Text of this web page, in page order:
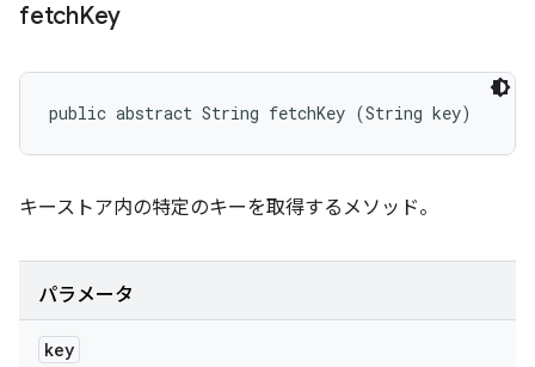
fetchKey
public abstract String fetchKey (String key)
キーストア内の特定のキーを取得するメソッド。
パラメータ
key